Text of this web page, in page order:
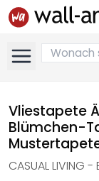
Vliestapete
Blümchen-
CASUAL